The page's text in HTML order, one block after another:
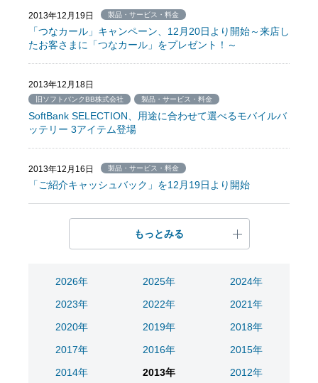
2013年12月19日 製品・サービス・料金
「つなカール」キャンペーン、12月20日より開始～来店し
たお客さまに「つなカール」をプレゼント！～
2013年12月18日
旧ソフトバンクBB株式会社 製品・サービス・料金
SoftBank SELECTION、用途に合わせて選べるモバイルバ
ッテリー 3アイテム登場
2013年12月16日 製品・サービス・料金
「ご紹介キャッシュバック」を12月19日より開始
もっとみる
2026年 2025年
2024年
2023年
2022年
2021年
2020年
2019年
2018年
2017年
2016年
2015年
2014年
2013年
2012年